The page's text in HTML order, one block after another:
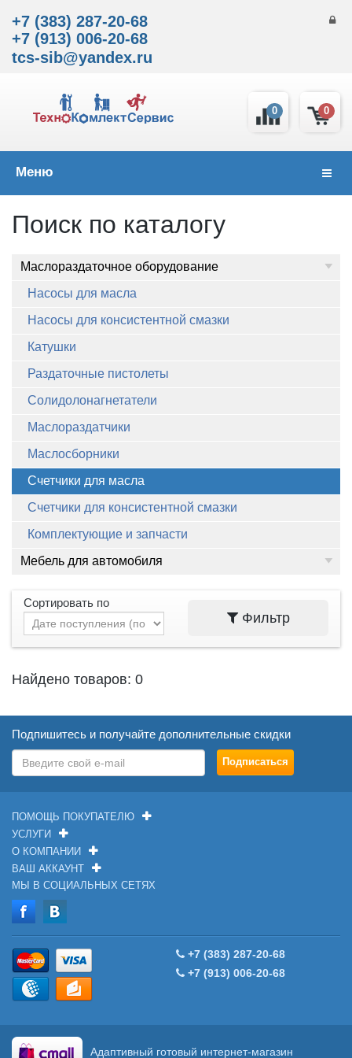
+7 (383) 287-20-68
+7 (913) 006-20-68
tcs-sib@yandex.ru
0
0
Меню
Поиск по каталогу
Маслораздаточное оборудование
Насосы для масла
Насосы для консистентной смазки
Катушки
Раздаточные пистолеты
Солидолонагнетатели
Маслораздатчики
Маслосборники
Счетчики для масла
Счетчики для консистентной смазки
Комплектующие и запчасти
Мебель для автомобиля
Сортировать по
Фильтр
Найдено товаров: 0
Подпишитесь и получайте дополнительные скидки
ПОМОЩЬ ПОКУПАТЕЛЮ
УСЛУГИ
О КОМПАНИИ
ВАШ АККАУНТ
МЫ В СОЦИАЛЬНЫХ СЕТЯХ
+7 (383) 287-20-68
+7 (913) 006-20-68
Адаптивный готовый интернет-магазин